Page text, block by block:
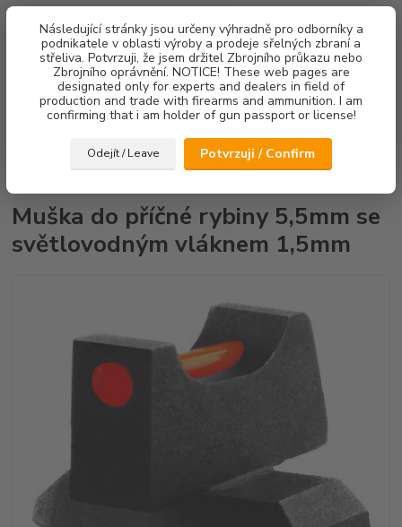
Následující stránky jsou určeny výhradně pro odborníky a
podnikatele v oblasti výroby a prodeje sřelných zbraní a
střeliva. Potvrzuji, že jsem držitel Zbrojního průkazu nebo
Zbrojního oprávnění. NOTICE! These web pages are
designated only for experts and dealers in field of
production and trade with firearms and ammunition. I am
confirming that i am holder of gun passport or license!
Odejít / Leave Potvrzuji / Confirm
Menu
Hledat
za0,00 Kč
CZ75/CZ85 Mušky
Muška do příčné rybiny 5,5mm
Muška do příčné rybiny 5,5mm se
světlovodným vláknem 1,5mm